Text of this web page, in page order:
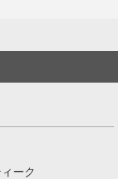
ーク